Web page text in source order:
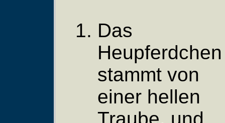
Das
Heupferdchen
stammt von
einer hellen
Traube, und